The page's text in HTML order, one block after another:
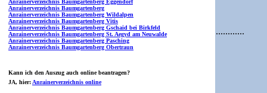
Anrainerverzeichnis Baumgartenberg Eggendorf
Anrainerverzeichnis Baumgartenberg
Anrainerverzeichnis Baumgartenberg Wildalpen
Anrainerverzeichnis Baumgartenberg Vitis
Anrainerverzeichnis Baumgartenberg Gschaid bei Birkfeld
Anrainerverzeichnis Baumgartenberg St. Aegyd am Neuwalde
Anrainerverzeichnis Baumgartenberg Pasching
Anrainerverzeichnis Baumgartenberg Obertraun
Kann ich den Auszug auch online beantragen?
JA, hier: Anrainerverzeichnis online
............